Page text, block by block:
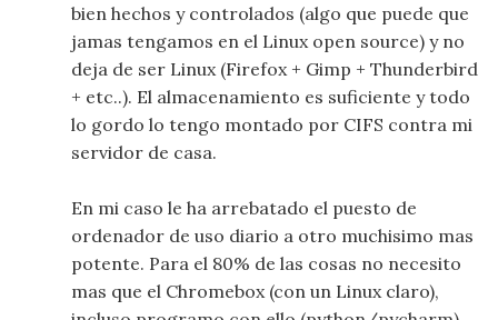
bien hechos y controlados (algo que puede que
jamas tengamos en el Linux open source) y no
deja de ser Linux (Firefox + Gimp + Thunderbird
+ etc..). El almacenamiento es suficiente y todo
lo gordo lo tengo montado por CIFS contra mi
servidor de casa.
En mi caso le ha arrebatado el puesto de
ordenador de uso diario a otro muchisimo mas
potente. Para el 80% de las cosas no necesito
mas que el Chromebox (con un Linux claro),